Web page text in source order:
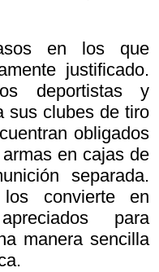
en los que
justificado.
deportistas y
sus clubes de tiro
obligados
en cajas de
separada.
los convierte en
para
manera sencilla